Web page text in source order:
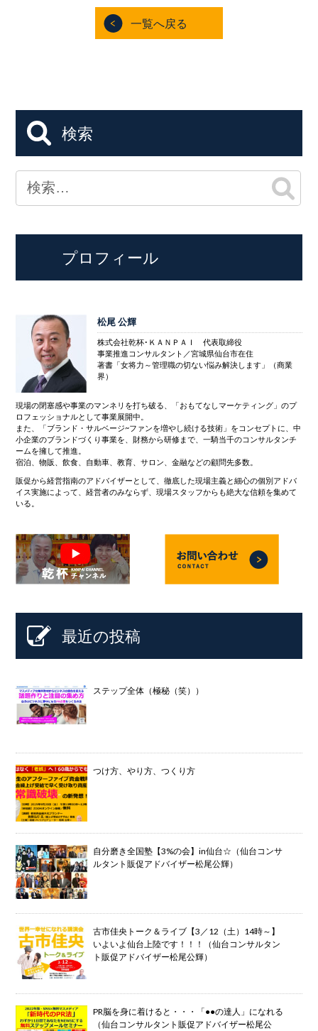
一覧へ戻る
検索
プロフィール
松尾 公輝
株式会社乾杯･ＫＡＮＰＡＩ 代表取締役
事業推進コンサルタント／宮城県仙台市在住
著書「女将力～管理職の切ない悩み解決します」（商業
界）
現場の閉塞感や事業のマンネリを打ち破る、「おもてなしマーケティング」のプ
ロフェッショナルとして事業展開中。
また、「ブランド・サルベージ~ファンを増やし続ける技術」をコンセプトに、中
小企業のブランドづくり事業を、財務から研修まで、一騎当千のコンサルタンチ
ームを擁して推進。
宿泊、物販、飲食、自動車、教育、サロン、金融などの顧問先多数。
販促から経営指南のアドバイザーとして、徹底した現場主義と細心の個別アドバ
イス実施によって、経営者のみならず、現場スタッフからも絶大な信頼を集めて
いる。
最近の投稿
ステップ全体（極秘（笑））
つけ方、やり方、つくり方
自分磨き全国塾【3%の会】in仙台☆（仙台コンサ
ルタント販促アドバイザー松尾公輝）
古市佳央トーク＆ライブ【3／12（土）14時～】
いよいよ仙台上陸です！！！（仙台コンサルタン
ト販促アドバイザー松尾公輝）
PR脳を身に着けると・・・「●●の達人」になれる
（仙台コンサルタント販促アドバイザー松尾公